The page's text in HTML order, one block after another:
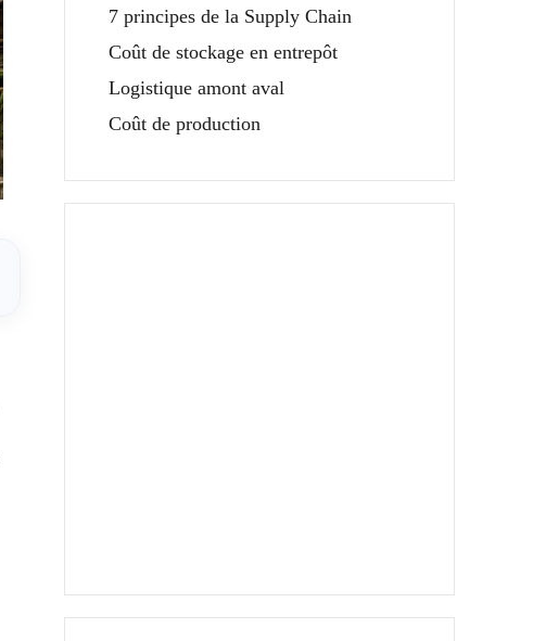
7 principes de la Supply Chain
Coût de stockage en entrepôt
Logistique amont aval
Coût de production